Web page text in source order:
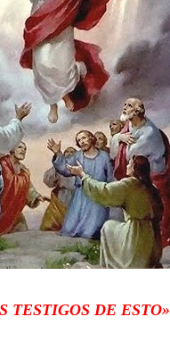
TESTIGOS DE ESTO»